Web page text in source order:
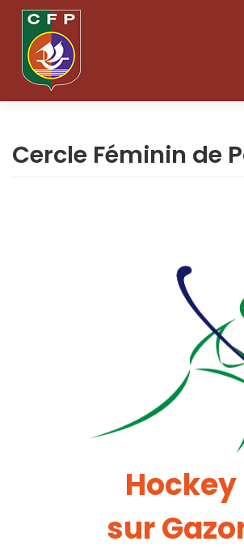
content
Cercle Féminin de
Hockey
sur